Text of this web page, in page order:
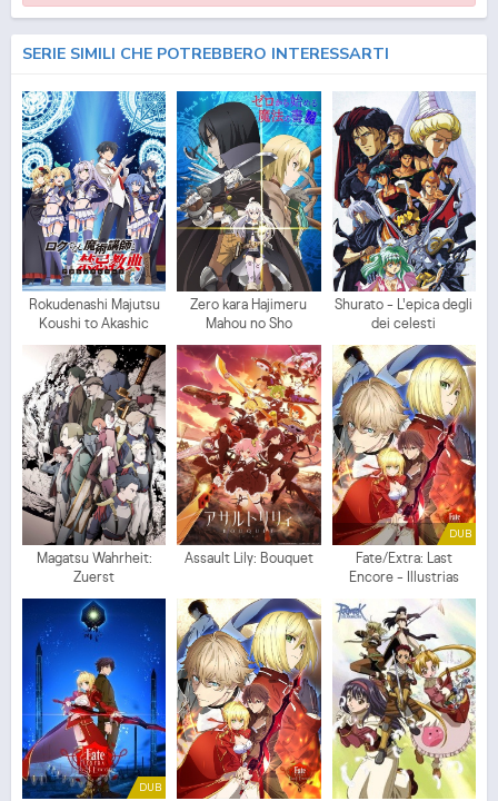
SERIE SIMILI CHE POTREBBERO INTERESSARTI
Rokudenashi Majutsu
Koushi to Akashic
Records
Zero kara Hajimeru
Mahou no Sho
Shurato - L'epica degli
dei celesti
Magatsu Wahrheit:
Zuerst
Assault Lily: Bouquet
DUB
Fate/Extra: Last
Encore - Illustrias
Tendousetsu (ITA)
DUB